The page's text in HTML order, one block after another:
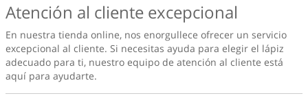
Atención al cliente excepcional
En nuestra tienda online, nos enorgullece ofrecer un servicio
excepcional al cliente. Si necesitas ayuda para elegir el lápiz
adecuado para ti, nuestro equipo de atención al cliente está
aquí para ayudarte.